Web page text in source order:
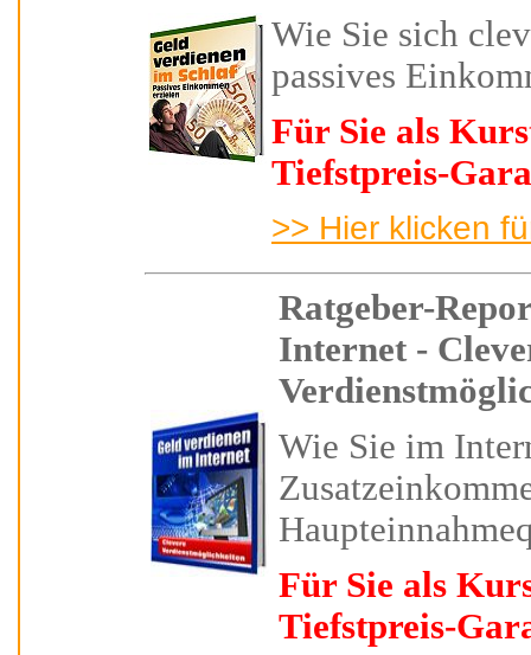
Wie Sie sich
passives
Für Sie als
Tiefstpreis-
>> Hier klicken
Ratgeber-
Internet -
Wie Sie im
Für Sie als
Tiefstpreis-